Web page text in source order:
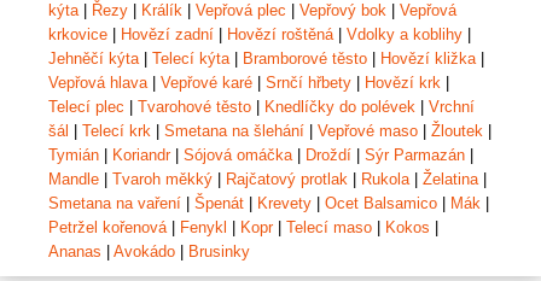
kýta| Řezy Králík Vepřová plec Vepřový bok
Vepřová
krkovice
Hovězí zadní Hovězí roštěná| Vdolky a koblihy
Jehněčí kýta| Telecí kýta| Bramborové těsto Hovězí kližka|
Vepřová hlava| Vepřové karé Srnčí hřbety Hovězí krk
Telecí plec
Tvarohové těsto Knedlíčky do polévek
Vrchní
šál
Telecí krk Smetana na šlehání Vepřové maso Žloutek
Tymián
Koriandr| Sójová omáčka| Droždí Sýr Parmazán
Mandle
Tvaroh měkký Rajčatový protlak Rukola| Želatina|
Smetana na vaření
Špenát Krevety Ocet Balsamico Mák
Petržel kořenová| Fenykl Kopr| Telecí maso Kokos
Ananas
Avokádo Brusinky